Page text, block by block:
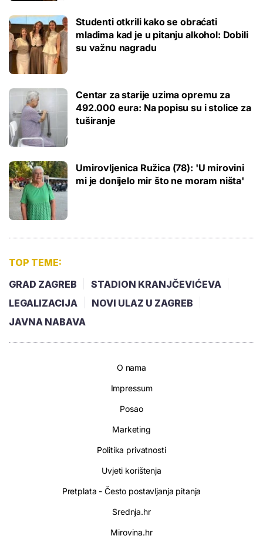
Studenti otkrili kako se obraćati
mladima kad je u pitanju alkohol: Dobili
su važnu nagradu
Centar za starije uzima opremu za
492.000 eura: Na popisu su i stolice za
tuširanje
Umirovljenica Ružica (78): 'U mirovini
mi je donijelo mir što ne moram ništa'
TOP TEME:
GRAD ZAGREB
STADION KRANJČEVIĆEVA
LEGALIZACIJA
NOVI ULAZ U ZAGREB
JAVNA NABAVA
O nama
Impressum
Posao
Marketing
Politika privatnosti
Uvjeti korištenja
Pretplata - Često postavljanja pitanja
Srednja.hr
Mirovina.hr